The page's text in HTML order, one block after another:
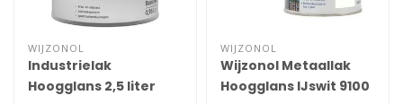
WIJZONOL
Industrielak
Hoogglans 2,5 liter
WIJZONOL
Wijzonol Metaallak
Hoogglans IJswit 9100